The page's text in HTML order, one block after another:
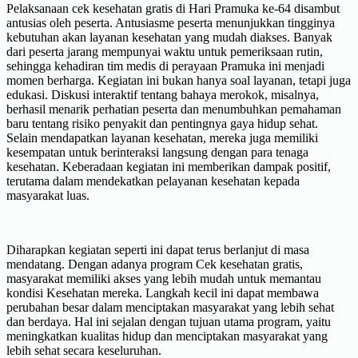
Pelaksanaan cek kesehatan gratis di Hari Pramuka ke-64 disambut
antusias oleh peserta. Antusiasme peserta menunjukkan tingginya
kebutuhan akan layanan kesehatan yang mudah diakses. Banyak
dari peserta jarang mempunyai waktu untuk pemeriksaan rutin,
sehingga kehadiran tim medis di perayaan Pramuka ini menjadi
momen berharga. Kegiatan ini bukan hanya soal layanan, tetapi juga
edukasi. Diskusi interaktif tentang bahaya merokok, misalnya,
berhasil menarik perhatian peserta dan menumbuhkan pemahaman
baru tentang risiko penyakit dan pentingnya gaya hidup sehat.
Selain mendapatkan layanan kesehatan, mereka juga memiliki
kesempatan untuk berinteraksi langsung dengan para tenaga
kesehatan. Keberadaan kegiatan ini memberikan dampak positif,
terutama dalam mendekatkan pelayanan kesehatan kepada
masyarakat luas.
Diharapkan kegiatan seperti ini dapat terus berlanjut di masa
mendatang. Dengan adanya program Cek kesehatan gratis,
masyarakat memiliki akses yang lebih mudah untuk memantau
kondisi Kesehatan mereka. Langkah kecil ini dapat membawa
perubahan besar dalam menciptakan masyarakat yang lebih sehat
dan berdaya. Hal ini sejalan dengan tujuan utama program, yaitu
meningkatkan kualitas hidup dan menciptakan masyarakat yang
lebih sehat secara keseluruhan.